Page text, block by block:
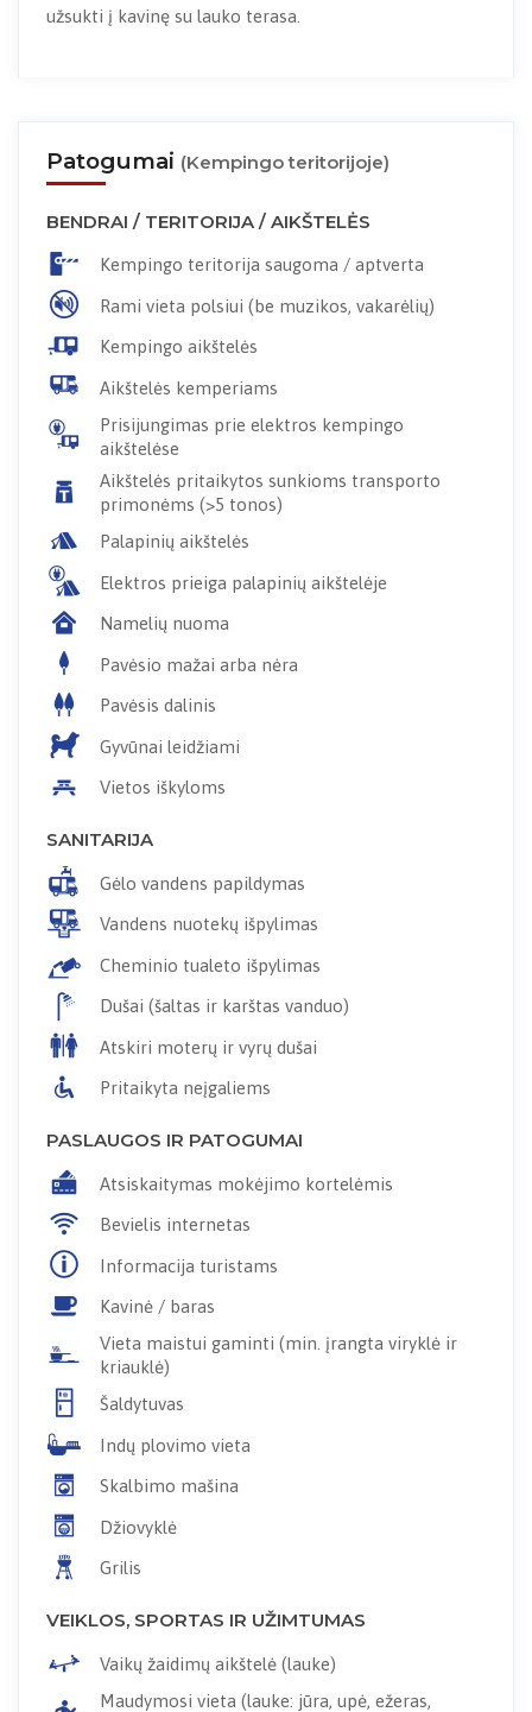
užsukti į kavinę su lauko terasa.
Patogumai (Kempingo teritorijoje)
BENDRAI / TERITORIJA / AIKŠTELĖS
Kempingo teritorija saugoma / aptverta
Rami vieta polsiui (be muzikos, vakarėlių)
Kempingo aikštelės
Aikštelės kemperiams
Prisijungimas prie elektros kempingo
aikštelėse
Aikštelės pritaikytos sunkioms transporto
primonėms (>5 tonos)
Palapinių aikštelės
Elektros prieiga palapinių aikštelėje
Namelių nuoma
Pavėsio mažai arba nėra
Pavėsis dalinis
Gyvūnai leidžiami
Vietos iškyloms
SANITARIJA
Gėlo vandens papildymas
Vandens nuotekų išpylimas
Cheminio tualeto išpylimas
Dušai (šaltas ir karštas vanduo)
Atskiri moterų ir vyrų dušai
Pritaikyta neįgaliems
PASLAUGOS IR PATOGUMAI
Atsiskaitymas mokėjimo kortelėmis
Bevielis internetas
Informacija turistams
Kavinė / baras
Vieta maistui gaminti (min. įrangta viryklė ir
kriauklė)
Šaldytuvas
Indų plovimo vieta
Skalbimo mašina
Džiovyklė
Grilis
VEIKLOS, SPORTAS IR UŽIMTUMAS
Vaikų žaidimų aikštelė (lauke)
Maudymosi vieta (lauke: jūra, upė, ežeras,